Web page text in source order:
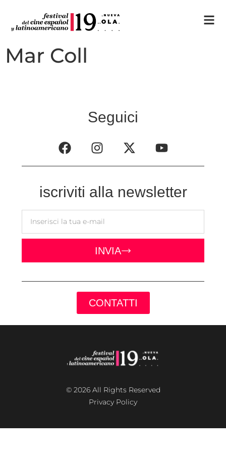
Mar Coll
Seguici
iscriviti alla newsletter
INVIA
CONTATTI
© 2026 All Rights Reserved
Privacy Policy